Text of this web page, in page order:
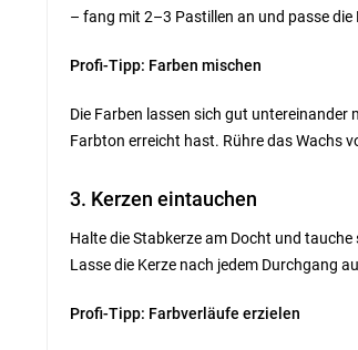
– fang mit 2–3 Pastillen an und passe die
Profi-Tipp: Farben mischen
Die Farben lassen sich gut untereinander
Farbton erreicht hast. Rühre das Wachs
3. Kerzen eintauchen
Halte die Stabkerze am Docht und
Lasse die Kerze nach jedem Durchgang
Profi-Tipp: Farbverläufe erzielen